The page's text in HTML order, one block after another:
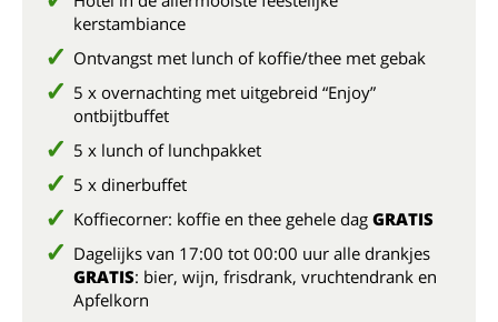
kerstambiance
Ontvangst met lunch of koffie/thee met gebak
5 x overnachting met uitgebreid “Enjoy”
ontbijtbuffet
5 x lunch of lunchpakket
5 x dinerbuffet
Koffiecorner: koffie en thee gehele dag GRATIS
Dagelijks van 17:00 tot 00:00 uur alle drankjes
GRATIS: bier, wijn, frisdrank, vruchtendrank en
Apfelkorn